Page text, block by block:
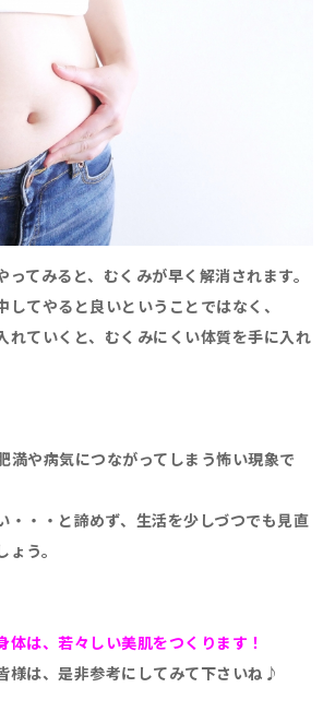
てみると、むくみが早く解消されます。
してやると良いということではなく、
れていくと、むくみにくい体質を手に入れ
満や病気につながってしまう怖い現象で
・・・と諦めず、生活を少しづつでも見直
う。
体は、若々しい美肌をつくります！
様は、是非参考にしてみて下さいね♪